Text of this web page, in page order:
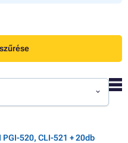
520, CLI-521 + 20db